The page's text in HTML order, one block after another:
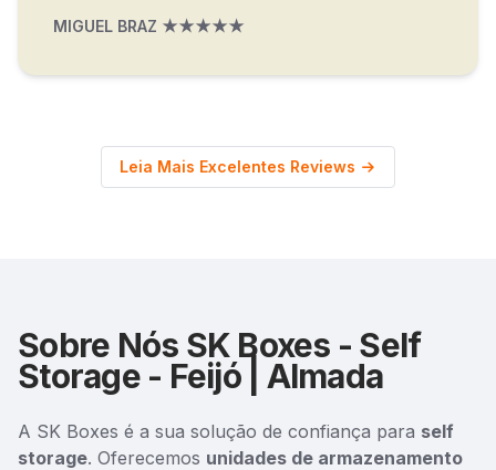
MIGUEL BRAZ ★★★★★
Leia Mais Excelentes Reviews
Sobre Nós SK Boxes - Self
Storage - Feijó | Almada
A SK Boxes é a sua solução de confiança para self
storage. Oferecemos unidades de armazenamento